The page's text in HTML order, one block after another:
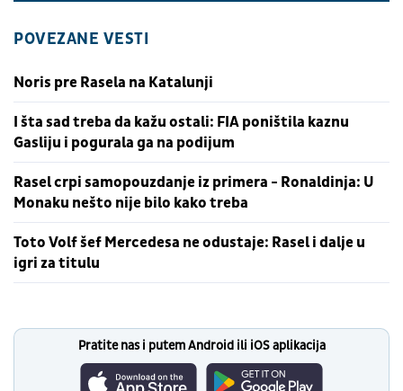
POVEZANE VESTI
Noris pre Rasela na Katalunji
I šta sad treba da kažu ostali: FIA poništila kaznu
Gasliju i pogurala ga na podijum
Rasel crpi samopouzdanje iz primera - Ronaldinja: U
Monaku nešto nije bilo kako treba
Toto Volf šef Mercedesa ne odustaje: Rasel i dalje u
igri za titulu
Pratite nas i putem Android ili iOS aplikacija